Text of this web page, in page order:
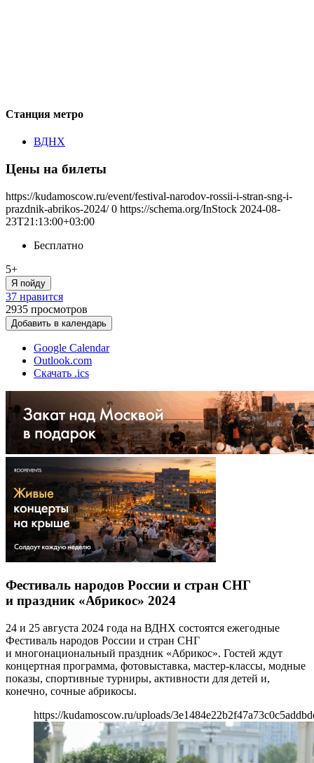
Станция метро
ВДНХ
Цены на билеты
https://kudamoscow.ru/event/festival-narodov-rossii-i-stran-sng-i-
prazdnik-abrikos-2024/ 0 https://schema.org/InStock 2024-08-
23T21:13:00+03:00
Бесплатно
5+
Я пойду
37 нравится
2935 просмотров
Добавить в календарь
Google Calendar
Outlook.com
Скачать .ics
Фестиваль народов России и стран СНГ
и праздник «Абрикос» 2024
24 и 25 августа 2024 года на ВДНХ состоятся ежегодные
Фестиваль народов России и стран СНГ
и многонациональный праздник «Абрикос». Гостей ждут
концертная программа, фотовыставка, мастер-классы, модные
показы, спортивные турниры, активности для детей и,
конечно, сочные абрикосы.
https://kudamoscow.ru/uploads/